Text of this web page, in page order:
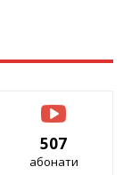
507
абонати